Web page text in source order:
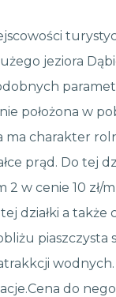
jeziora
położona w
ma charakter
prąd. Do tej
2 w cenie 10
działki a
wodnych.
do